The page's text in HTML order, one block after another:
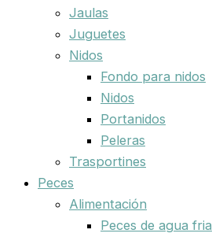
Jaulas
Juguetes
Nidos
Fondo para nidos
Nidos
Portanidos
Peleras
Trasportines
Peces
Alimentación
Peces de agua fria